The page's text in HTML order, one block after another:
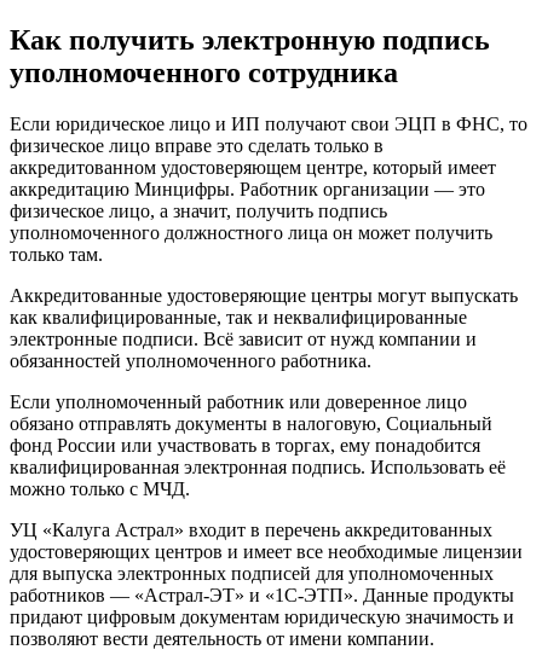
Как получить электронную подпись
уполномоченного сотрудника
Если юридическое лицо и ИП получают свои ЭЦП в ФНС, то
физическое лицо вправе это сделать только в
аккредитованном удостоверяющем центре, который имеет
аккредитацию Минцифры. Работник организации — это
физическое лицо, а значит, получить подпись
уполномоченного должностного лица он может получить
только там.
Аккредитованные удостоверяющие центры могут выпускать
как квалифицированные, так и неквалифицированные
электронные подписи. Всё зависит от нужд компании и
обязанностей уполномоченного работника.
Если уполномоченный работник или доверенное лицо
обязано отправлять документы в налоговую, Социальный
фонд России или участвовать в торгах, ему понадобится
квалифицированная электронная подпись. Использовать её
можно только с МЧД.
УЦ «Калуга Астрал» входит в перечень аккредитованных
удостоверяющих центров и имеет все необходимые лицензии
для выпуска электронных подписей для уполномоченных
работников — «Астрал-ЭТ» и «1С-ЭТП». Данные продукты
придают цифровым документам юридическую значимость и
позволяют вести деятельность от имени компании.